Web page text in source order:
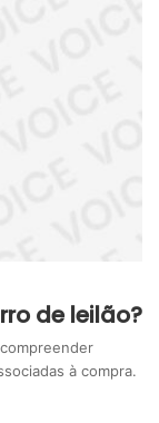
de leilão?
à compra.